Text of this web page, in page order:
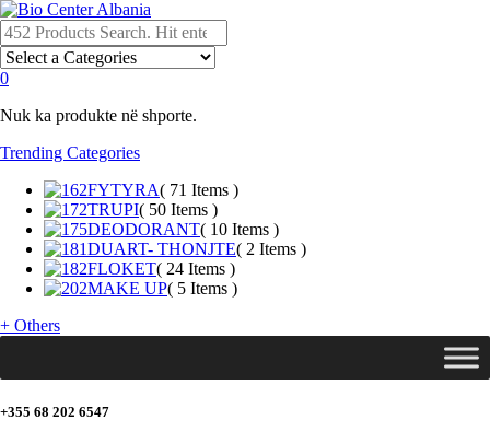
0
Nuk ka produkte në shporte.
Trending Categories
FYTYRA( 71 Items )
TRUPI( 50 Items )
DEODORANT( 10 Items )
DUART- THONJTE( 2 Items )
FLOKET( 24 Items )
MAKE UP( 5 Items )
+ Others
+355 68 202 6547